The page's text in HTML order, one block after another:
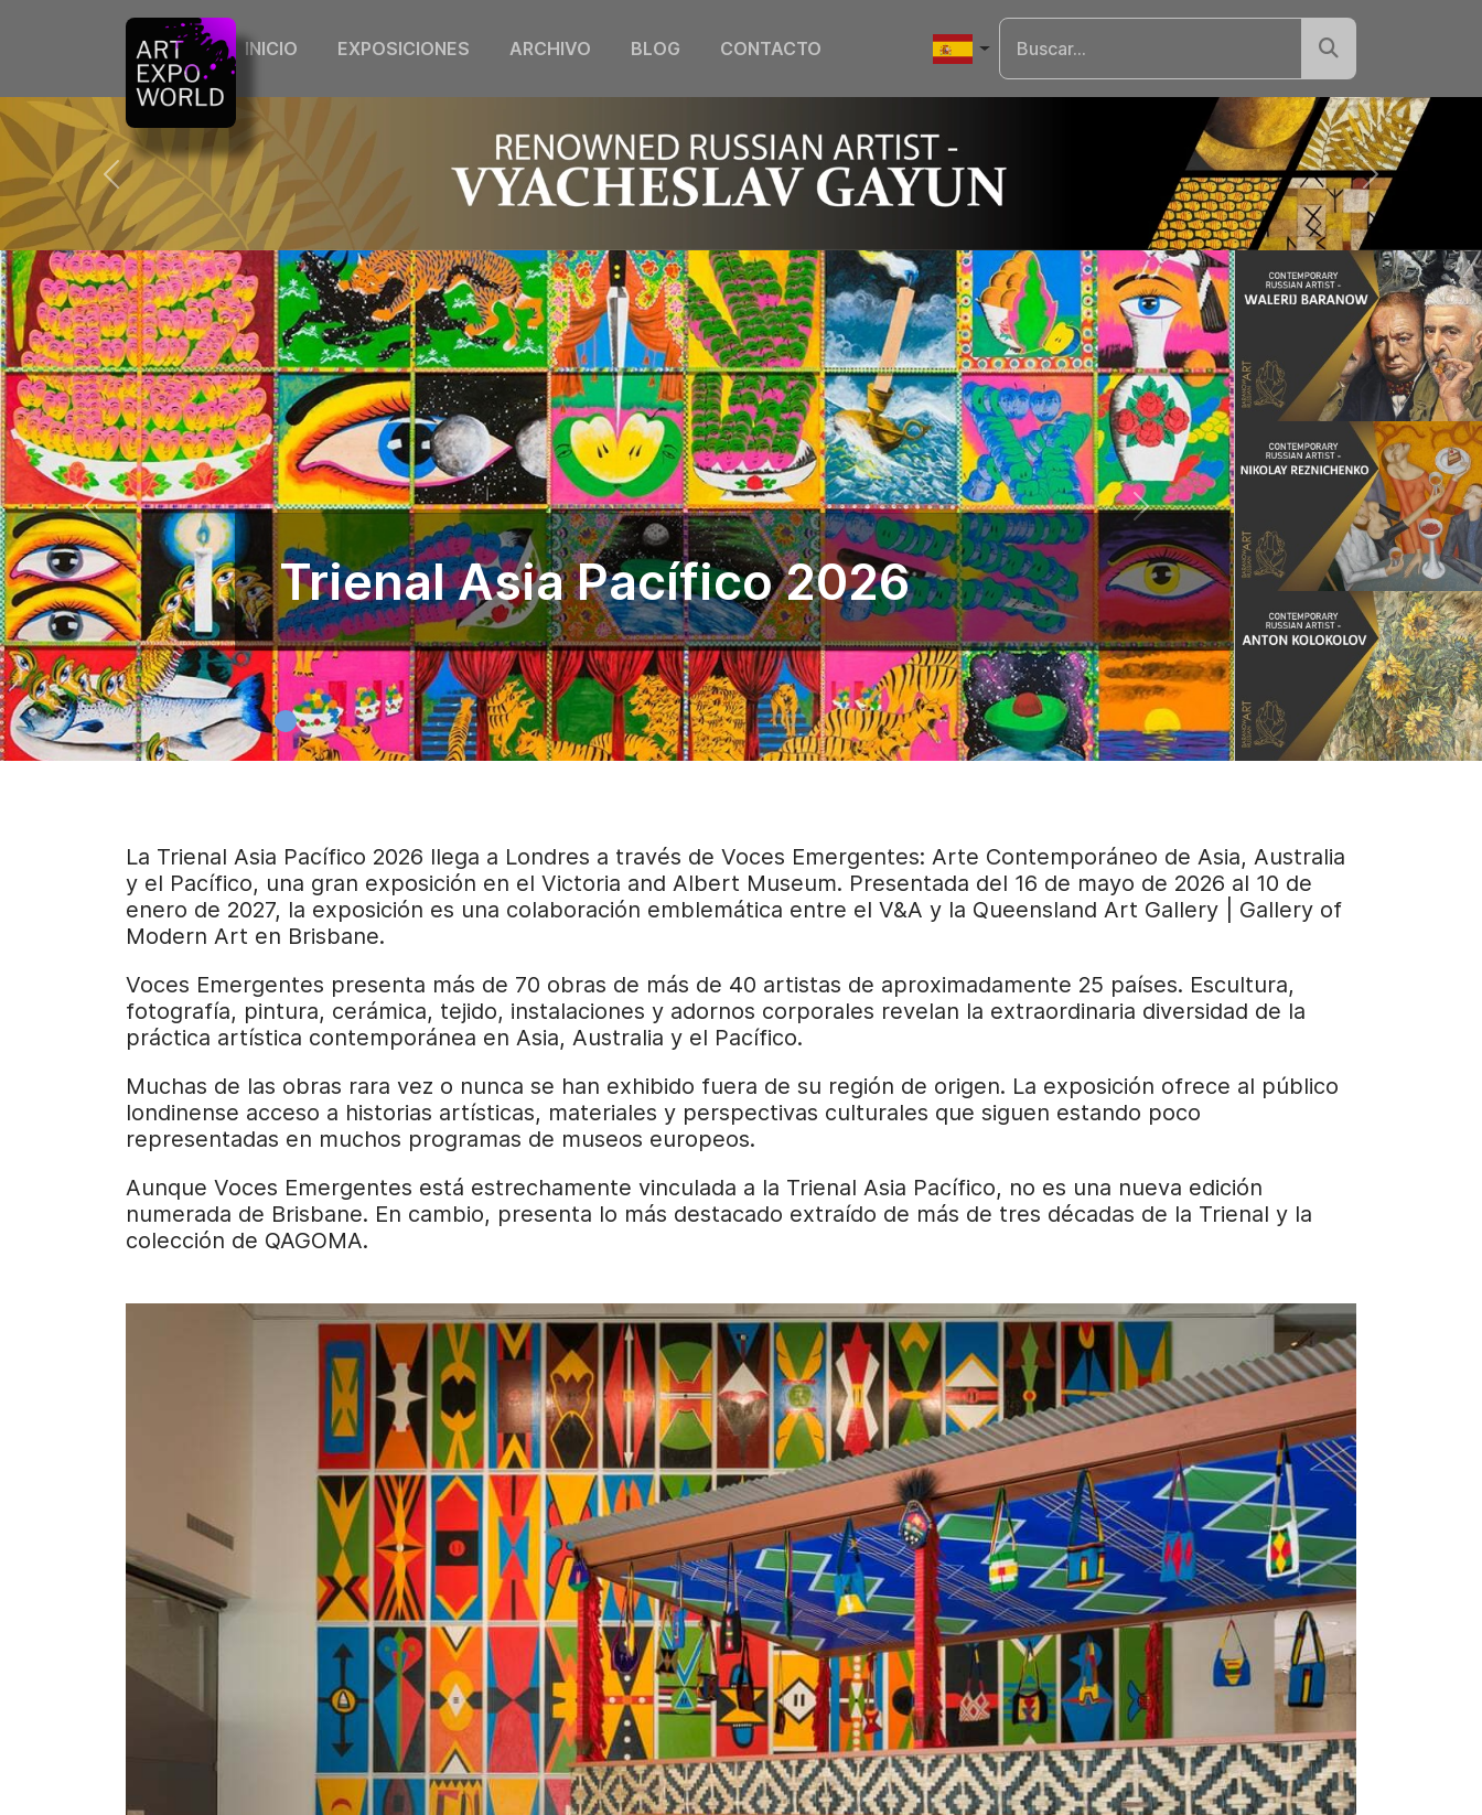
INICIO EXPOSICIONES ARCHIVO BLOG CONTACTO
Trienal Asia Pacífico 2026
La Trienal Asia Pacífico 2026 llega a Londres a través de Voces Emergentes: Arte Contemporáneo de Asia, Australia
y el Pacífico, una gran exposición en el Victoria and Albert Museum. Presentada del 16 de mayo de 2026 al 10 de
enero de 2027, la exposición es una colaboración emblemática entre el V&A y la Queensland Art Gallery | Gallery of
Modern Art en Brisbane.
Voces Emergentes presenta más de 70 obras de más de 40 artistas de aproximadamente 25 países. Escultura,
fotografía, pintura, cerámica, tejido, instalaciones y adornos corporales revelan la extraordinaria diversidad de la
práctica artística contemporánea en Asia, Australia y el Pacífico.
Muchas de las obras rara vez o nunca se han exhibido fuera de su región de origen. La exposición ofrece al público
londinense acceso a historias artísticas, materiales y perspectivas culturales que siguen estando poco
representadas en muchos programas de museos europeos.
Aunque Voces Emergentes está estrechamente vinculada a la Trienal Asia Pacífico, no es una nueva edición
numerada de Brisbane. En cambio, presenta lo más destacado extraído de más de tres décadas de la Trienal y la
colección de QAGOMA.